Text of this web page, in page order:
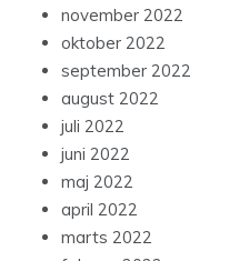
november 2022
oktober 2022
september 2022
august 2022
juli 2022
juni 2022
maj 2022
april 2022
marts 2022